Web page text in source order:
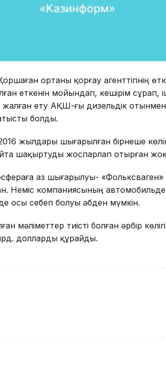
ортаны қорғау агенттігінің
еткенін мойындап, кешірім сұрап,
ету АҚШ-ғы дизельдік
болды.
жылдары шығарылған бірнеше
шақыртуды жоспарлап отырған
аз шығарылуы-
Неміс компаниясының
осы себеп болуы әбден мүмкін.
мәліметтер тиісті болған әрбір
долларды құрайды.